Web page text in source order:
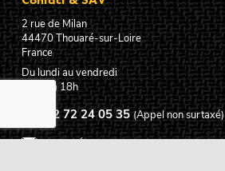
2 rue de Milan
44470Thouaré-sur-Loire
France
Du lundi au vendredi
De 9h à 18h
02 72 24 05 35 (Appel non surtaxé)
NOUS ÉCRIRE